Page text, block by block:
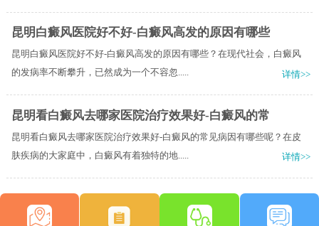
昆明白癜风医院好不好-白癜风高发的原因有哪些
昆明白癜风医院好不好-白癜风高发的原因有哪些？在现代社会，白癜风
的发病率不断攀升，已然成为一个不容忽.....
详情>>
昆明看白癜风去哪家医院治疗效果好-白癜风的常
昆明看白癜风去哪家医院治疗效果好-白癜风的常见病因有哪些呢？在皮
肤疾病的大家庭中，白癜风有着独特的地.....
详情>>